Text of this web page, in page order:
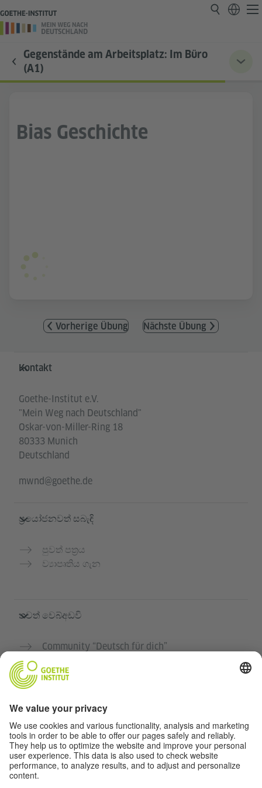
Gegenstände am Arbeitsplatz: Im Büro
(A1)
Bias Geschichte
Vorherige Übung Nächste Übung
Service- und Informationsbereich
Kontakt
Goethe-Institut e.V.
"Mein Weg nach Deutschland"
Oskar-von-Miller-Ring 18
80333 Munich
Deutschland
mwnd@goethe.de
ප්‍රයෝජනවත් සබැඳි
පුවත් පත්‍රය
ව්‍යාපෘතිය ගැන
තවත් වෙබ්අඩවි
Community “Deutsch für dich”
ගෝතේ ආයතනයේ ජර්මන් භාෂා පාඨමාලා
රහස්‍යතා සහ ප්‍රවේශය
රහස්‍යතා සැකසුම්